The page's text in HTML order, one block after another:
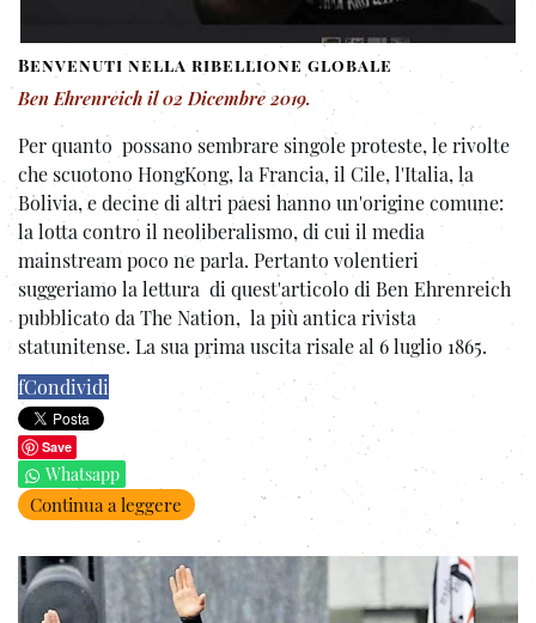
Benvenuti nella ribellione globale
Ben Ehrenreich il02 Dicembre 2019.
Per quanto possano sembrare singole proteste, le rivolte
che scuotono HongKong, la Francia, il Cile, l'Italia, la
Bolivia, e decine di altri paesi hanno un'origine comune:
la lotta contro il neoliberalismo, di cui il media
mainstream poco ne parla. Pertanto volentieri
suggeriamo la lettura di quest'articolo di Ben Ehrenreich
pubblicato da The Nation, la più antica rivista
statunitense. La sua prima uscita risale al 6 luglio 1865.
fCondividi
Save
Whatsapp
Continua a leggere